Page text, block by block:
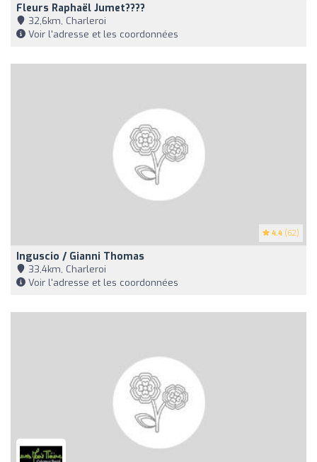
Fleurs Raphaël Jumet????
32,6km, Charleroi
Voir l'adresse et les coordonnées
4.4 (62)
Inguscio / Gianni Thomas
33,4km, Charleroi
Voir l'adresse et les coordonnées